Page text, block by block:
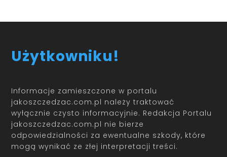
Użytkowniku!
Informacje zamieszczone w portalu
jakoszczedzac.com.pl należy traktować
wyłącznie czysto informacyjnie. Redakcja Portalu
jakoszczedzac.com.pl nie bierze
odpowiedzialności za ewentualne szkody, które
mogą wynikać ze złej interpretacji treści.